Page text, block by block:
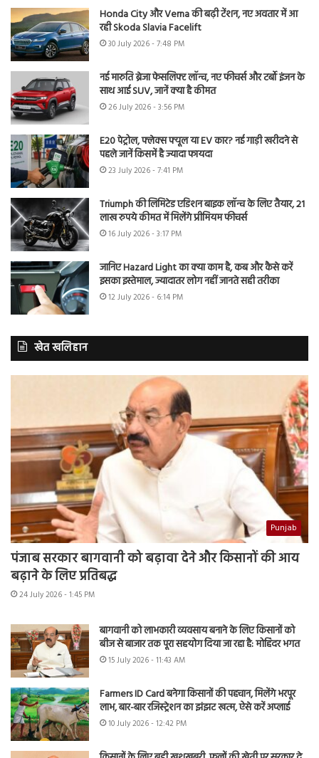
Honda City और Verna की बढ़ी टेंशन, नए अवतार में आ
रही Skoda Slavia Facelift
30 July 2026 - 7:48 PM
नई मारुति ब्रेजा फेसलिफ्ट लॉन्च, नए फीचर्स और टर्बो इंजन के
साथ आई SUV, जानें क्या है कीमत
26 July 2026 - 3:56 PM
E20 पेट्रोल, फ्लेक्स फ्यूल या EV कार? नई गाड़ी खरीदने से
पहले जानें किसमें है ज्यादा फायदा
23 July 2026 - 7:41 PM
Triumph की लिमिटेड एडिशन बाइक लॉन्च के लिए तैयार, 21
लाख रुपये कीमत में मिलेंगे प्रीमियम फीचर्स
16 July 2026 - 3:17 PM
जानिए Hazard Light का क्या काम है, कब और कैसे करें
इसका इस्तेमाल, ज्यादातर लोग नहीं जानते सही तरीका
12 July 2026 - 6:14 PM
खेत खलिहान
Punjab
पंजाब सरकार बागवानी को बढ़ावा देने और किसानों की आय
बढ़ाने के लिए प्रतिबद्ध
24 July 2026 - 1:45 PM
बागवानी को लाभकारी व्यवसाय बनाने के लिए किसानों को
बीज से बाजार तक पूरा सहयोग दिया जा रहा है: मोहिंदर भगत
15 July 2026 - 11:43 AM
Farmers ID Card बनेगा किसानों की पहचान, मिलेंगे भरपूर
लाभ, बार-बार रजिस्ट्रेशन का झंझट खत्म, ऐसे करें अप्लाई
10 July 2026 - 12:42 PM